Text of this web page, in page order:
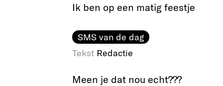
Ik ben op een matig feestje
SMS van de dag
Tekst Redactie
Meen je dat nou echt???